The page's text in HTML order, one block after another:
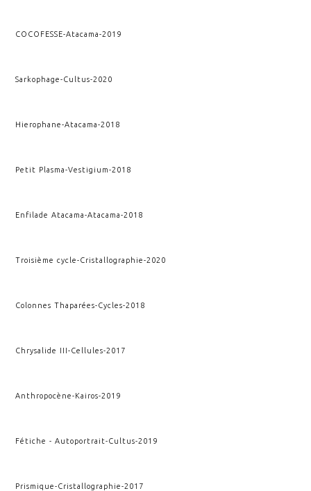
COCOFESSE-Atacama-2019
Sarkophage-Cultus-2020
Hierophane-Atacama-2018
Petit Plasma-Vestigium-2018
Enfilade Atacama-Atacama-2018
Troisième cycle-Cristallographie-2020
Colonnes Thaparées-Cycles-2018
Chrysalide III-Cellules-2017
Anthropocène-Kairos-2019
Fétiche - Autoportrait-Cultus-2019
Prismique-Cristallographie-2017